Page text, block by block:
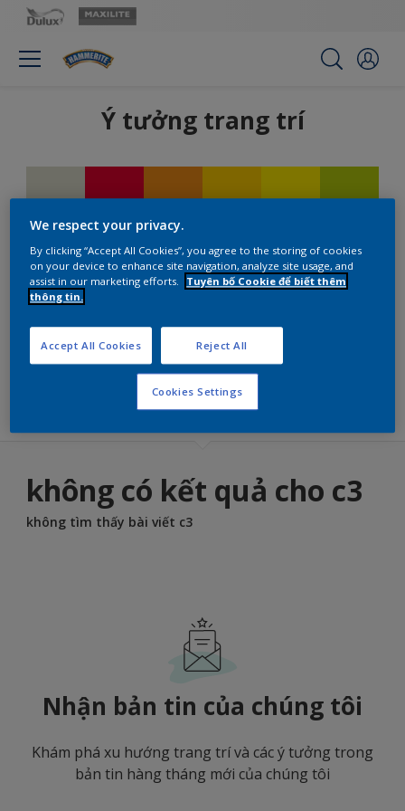
Ý tưởng trang trí
Bộ lọc
không có kết quả cho c3
không tìm thấy bài viết c3
Nhận bản tin của chúng tôi
Khám phá xu hướng trang trí và các ý tưởng trong
bản tin hàng tháng mới của chúng tôi
We respect your privacy.
By clicking “Accept All Cookies”, you agree to the storing of cookies
on your device to enhance site navigation, analyze site usage, and
assist in our marketing efforts.
Tuyên bố Cookie để biết thêm
thông tin.
Reject All
Accept All Cookies
Cookies Settings